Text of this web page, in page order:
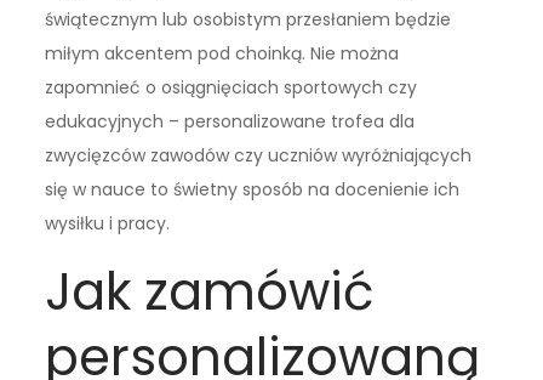
świątecznym lub osobistym przesłaniem będzie
miłym akcentem pod choinką. Nie można
zapomnieć o osiągnięciach sportowych czy
edukacyjnych – personalizowane trofea dla
zwycięzców zawodów czy uczniów wyróżniających
się w nauce to świetny sposób na docenienie ich
wysiłku i pracy.
Jak zamówić
personalizowaną